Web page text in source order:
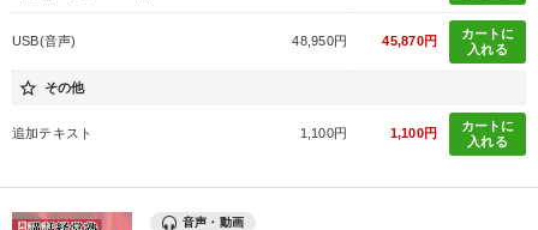
業種
製造業
IT・サービス・金融業 コンサルタント 専門家
USB(音声) 48,950円 45,870円
カートに
入れる
star_border その他
追加テキスト 1,100円 1,100円
カートに
入れる
音声・動画